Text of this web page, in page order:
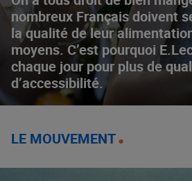
nombreux Français doivent
la qualité de leur
moyens. C’est pourquoi
chaque jour pour plus de
d’accessibilité.
LE MOUVEMENT